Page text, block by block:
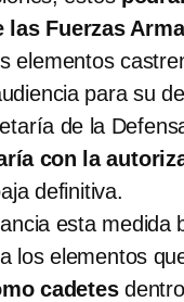
las Fuerzas
elementos
para su
de la
con la
definitiva.
esta medida
los elementos
cadetes